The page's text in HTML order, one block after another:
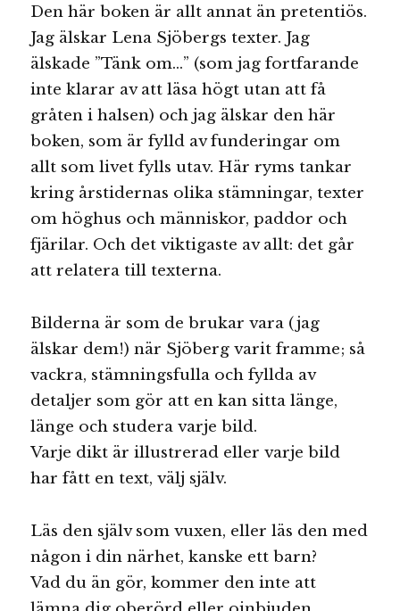
Den här boken är allt annat än pretentiös.
Jag älskar Lena Sjöbergs texter. Jag
älskade ”Tänk om…” (som jag fortfarande
inte klarar av att läsa högt utan att få
gråten i halsen) och jag älskar den här
boken, som är fylld av funderingar om
allt som livet fylls utav. Här ryms tankar
kring årstidernas olika stämningar, texter
om höghus och människor, paddor och
fjärilar. Och det viktigaste av allt: det går
att relatera till texterna.
Bilderna är som de brukar vara (jag
älskar dem!) när Sjöberg varit framme; så
vackra, stämningsfulla och fyllda av
detaljer som gör att en kan sitta länge,
länge och studera varje bild.
Varje dikt är illustrerad eller varje bild
har fått en text, välj själv.
Läs den själv som vuxen, eller läs den med
någon i din närhet, kanske ett barn?
Vad du än gör, kommer den inte att